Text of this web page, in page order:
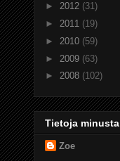
► 2012 (31)
► 2011 (19)
► 2010 (59)
► 2009 (63)
► 2008 (102)
Tietoja minusta
Zoe